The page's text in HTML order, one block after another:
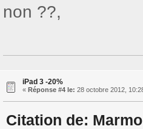
non ??,
iPad 3 -20%
« Réponse #4 le: 28 octobre 2012,
Citation de: